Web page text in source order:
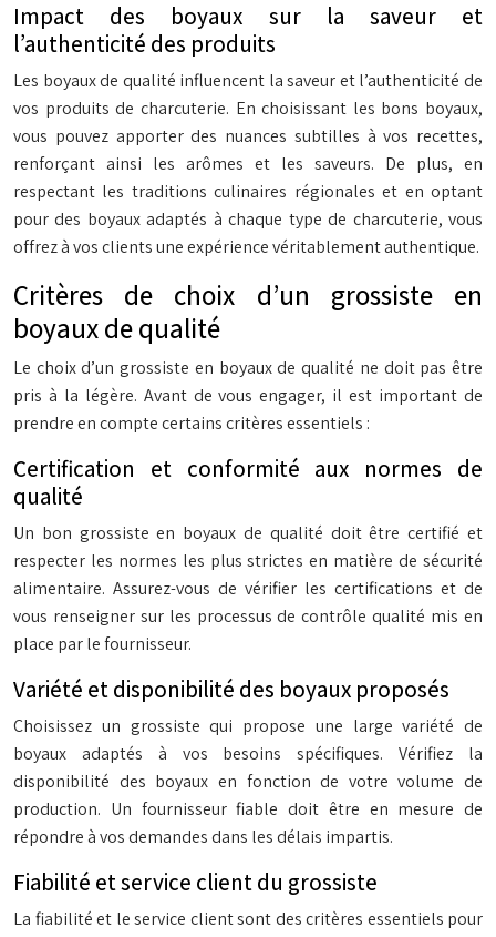
Impact des boyaux sur la saveur et
l’authenticité des produits
Les boyaux de qualité influencent la saveur et l’authenticité de
vos produits de charcuterie. En choisissant les bons boyaux,
vous pouvez apporter des nuances subtilles à vos recettes,
renforçant ainsi les arômes et les saveurs. De plus, en
respectant les traditions culinaires régionales et en optant
pour des boyaux adaptés à chaque type de charcuterie, vous
offrez à vos clients une expérience véritablement authentique.
Critères de choix d’un grossiste en
boyaux de qualité
Le choix d’un grossiste en boyaux de qualité ne doit pas être
pris à la légère. Avant de vous engager, il est important de
prendre en compte certains critères essentiels :
Certification et conformité aux normes de
qualité
Un bon grossiste en boyaux de qualité doit être certifié et
respecter les normes les plus strictes en matière de sécurité
alimentaire. Assurez-vous de vérifier les certifications et de
vous renseigner sur les processus de contrôle qualité mis en
place par le fournisseur.
Variété et disponibilité des boyaux proposés
Choisissez un grossiste qui propose une large variété de
boyaux adaptés à vos besoins spécifiques. Vérifiez la
disponibilité des boyaux en fonction de votre volume de
production. Un fournisseur fiable doit être en mesure de
répondre à vos demandes dans les délais impartis.
Fiabilité et service client du grossiste
La fiabilité et le service client sont des critères essentiels pour